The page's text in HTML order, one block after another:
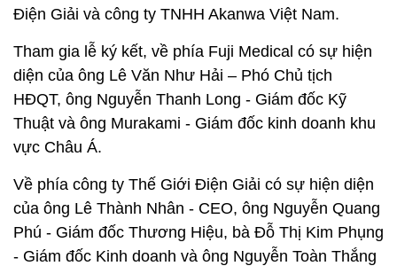
Điện Giải và công ty TNHH Akanwa Việt Nam.
Tham gia lễ ký kết, về phía Fuji Medical có sự hiện
diện của ông Lê Văn Như Hải – Phó Chủ tịch
HĐQT, ông Nguyễn Thanh Long - Giám đốc Kỹ
Thuật và ông Murakami - Giám đốc kinh doanh khu
vực Châu Á.
Về phía công ty Thế Giới Điện Giải có sự hiện diện
của ông Lê Thành Nhân - CEO, ông Nguyễn Quang
Phú - Giám đốc Thương Hiệu, bà Đỗ Thị Kim Phụng
- Giám đốc Kinh doanh và ông Nguyễn Toàn Thắng